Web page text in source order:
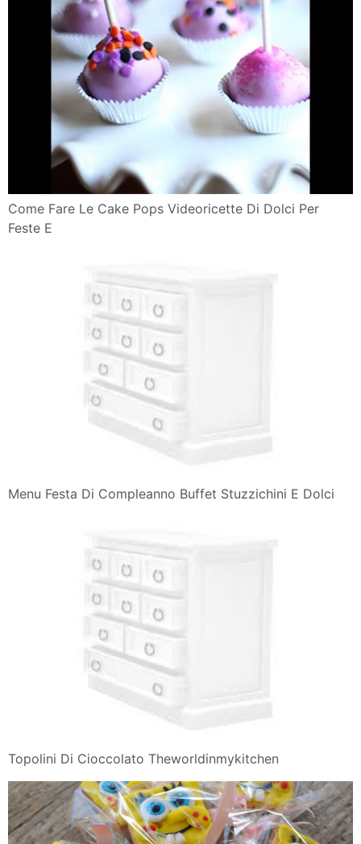
Come Fare Le Cake Pops Videoricette Di Dolci Per
Feste E
Menu Festa Di Compleanno Buffet Stuzzichini E Dolci
Topolini Di Cioccolato Theworldinmykitchen